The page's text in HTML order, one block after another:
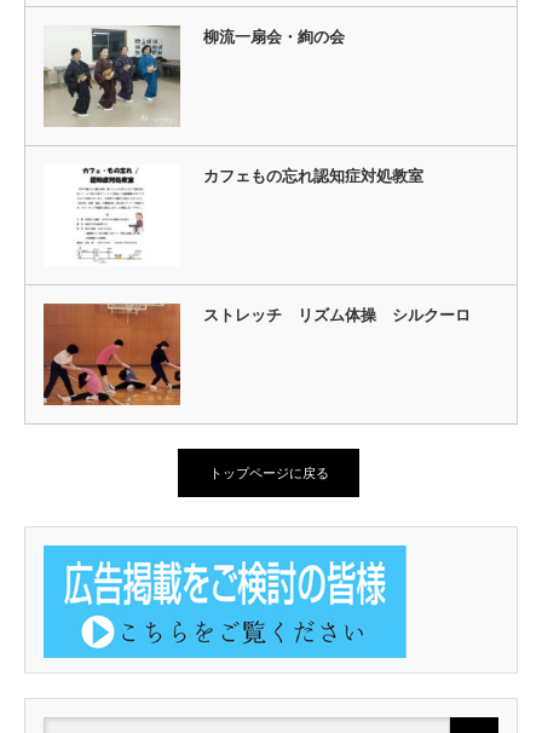
柳流一扇会・絢の会
カフェもの忘れ認知症対処教室
ストレッチ リズム体操 シルクーロ
トップページに戻る